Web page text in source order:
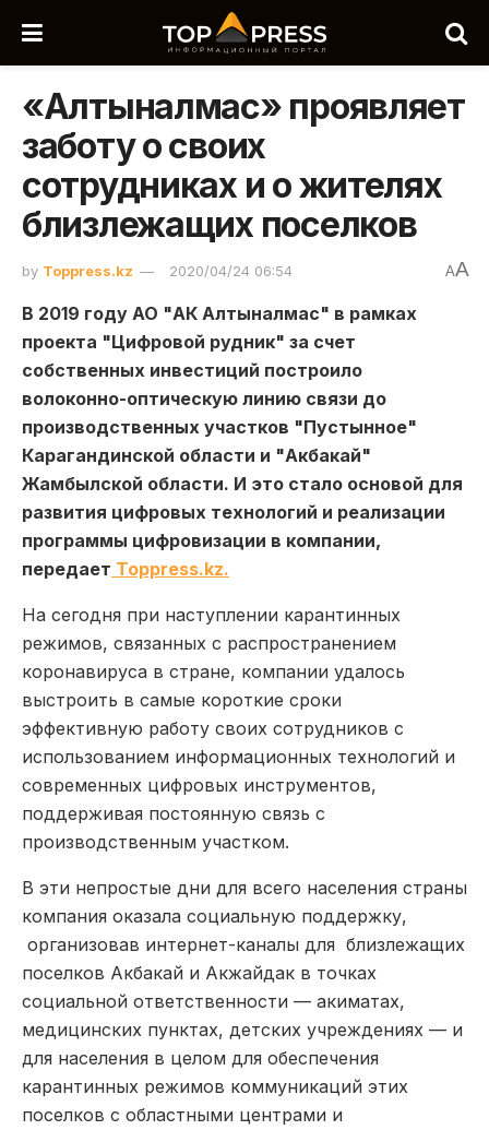
«Алтыналмас» проявляет
заботу о своих
сотрудниках и о жителях
близлежащих поселков
by Toppress.kz 2020/04/24 06:54 AA
В 2019 году АО "АК Алтыналмас" в рамках
проекта "Цифровой рудник" за счет
собственных инвестиций построило
волоконно-оптическую линию связи до
производственных участков "Пустынное"
Карагандинской области и "Акбакай"
Жамбылской области. И это стало основой для
развития цифровых технологий и реализации
программы цифровизации в компании,
передает Toppress.kz.
На сегодня при наступлении карантинных
режимов, связанных с распространением
коронавируса в стране, компании удалось
выстроить в самые короткие сроки
эффективную работу своих сотрудников с
использованием информационных технологий и
современных цифровых инструментов,
поддерживая постоянную связь с
производственным участком.
В эти непростые дни для всего населения страны
компания оказала социальную поддержку,
организовав интернет-каналы для близлежащих
поселков Акбакай и Акжайдак в точках
социальной ответственности — акиматах,
медицинских пунктах, детских учреждениях — и
для населения в целом для обеспечения
карантинных режимов коммуникаций этих
поселков с областными центрами и